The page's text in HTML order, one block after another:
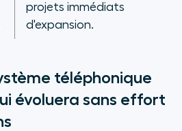
projets immédiats
d'expansion.
téléphonique
évoluera sans effort